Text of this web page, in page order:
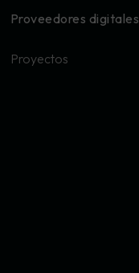
Proveedores digitales
Proyectos